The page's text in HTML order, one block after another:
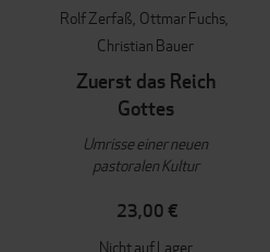
Rolf Zerfaß Ottmar Fuchs
Christian Bauer
Zuerst das Reich
Gottes
Umrisse einer neuen
pastoralen Kultur
23,00 €
Nicht auf Lager